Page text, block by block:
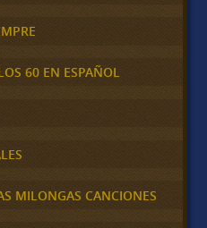
60 EN ESPAÑOL
MILONGAS CANCIONES